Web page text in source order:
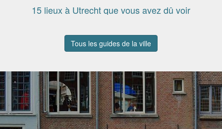
15 lieux à Utrecht que vous avez dû voir
Tous les guides de la ville